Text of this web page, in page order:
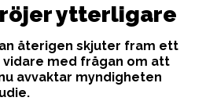
ytterligare
återigen skjuter fram ett
med frågan om att
avvaktar myndigheten
Välj rätt kula för din jakt